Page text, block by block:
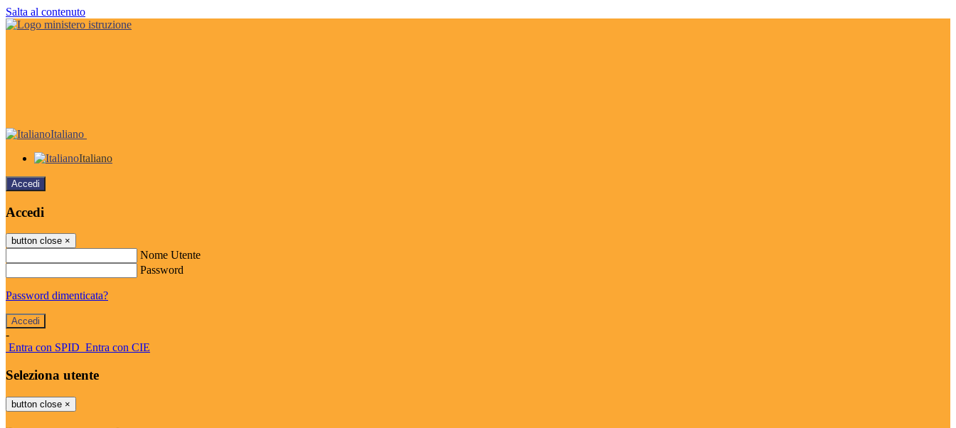
Salta al contenuto
Italiano
Italiano
Accedi
Accedi
button close ×
Nome Utente
Password
Password dimenticata?
-
Entra con SPID Entra con CIE
Seleziona utente
button close ×